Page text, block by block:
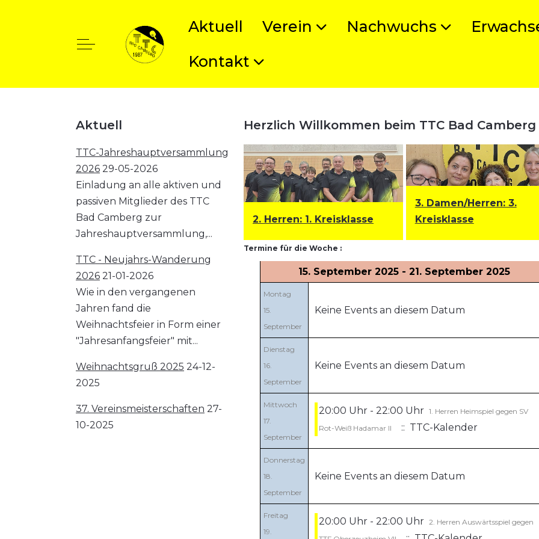
Off-Canvas Toggle
Aktuell Verein Nachwuchs
Kontakt
Aktuell
TTC-Jahreshauptversammlung
2026 29-05-2026
Einladung an alle aktiven und
passiven Mitglieder des TTC
Bad Camberg zur
Jahreshauptversammlung,...
TTC - Neujahrs-Wanderung
2026 21-01-2026
Wie in den vergangenen
Jahren fand die
Weihnachtsfeier in Form einer
"Jahresanfangsfeier" mit...
Weihnachtsgruß 2025 24-12-
2025
37. Vereinsmeisterschaften 27-
10-2025
Herzlich Willkommen beim TTC Bad Camberg
1. Herren: Bezirksklasse 2. Herren: 1. Kreisklasse
3. Damen/Herren: 3.
Kreisklasse
Termine für die Woche :
15. September 2025 - 21. September 2025
Montag
15.
September
Keine Events an diesem Datum
Dienstag
16.
September
Keine Events an diesem Datum
Mittwoch
17.
September
20:00 Uhr - 22:00 Uhr 1. Herren Heimspiel gegen SV
Rot-Weiß Hadamar II
:: TTC-Kalender
Donnerstag
18.
September
Keine Events an diesem Datum
Freitag
19.
20:00 Uhr - 22:00 Uhr 2. Herren Auswärtsspiel gegen